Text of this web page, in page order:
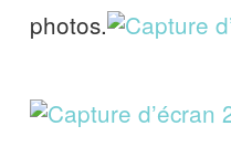
photos.